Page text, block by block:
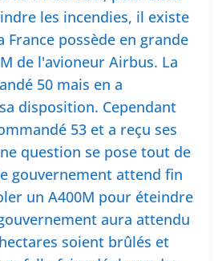
les incendies, il existe
possède en grande
de l'avioneur Airbus. La
50 mais en a
disposition. Cependant
53 et a reçu ses
question se pose tout de
gouvernement attend fin
un A400M pour éteindre
aura attendu
soient brûlés et